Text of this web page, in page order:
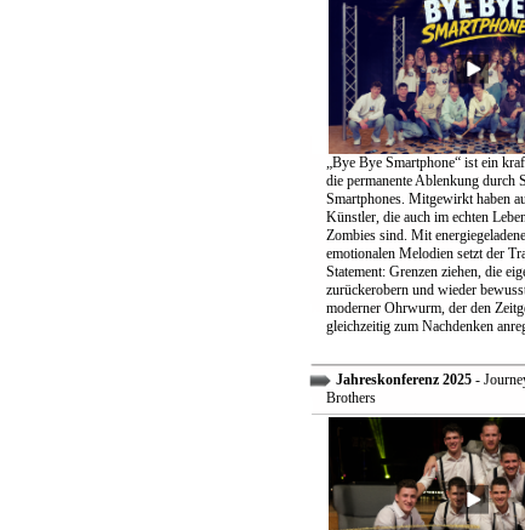
„Bye Bye Smartphone“ ist ein
die permanente Ablenkung durch
Smartphones. Mitgewirkt haben
Künstler, die auch im echten
Zombies sind. Mit
emotionalen Melodien setzt der
Statement: Grenzen ziehen, die
zurückerobern und wieder
moderner Ohrwurm, der den
gleichzeitig zum Nachdenken
Jahreskonferenz 2025-
Brothers